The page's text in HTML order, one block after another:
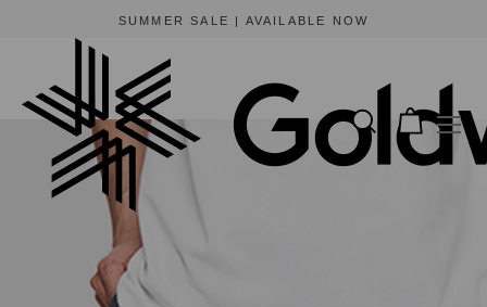
The only official online store for Goldwin is https://www.goldwin-